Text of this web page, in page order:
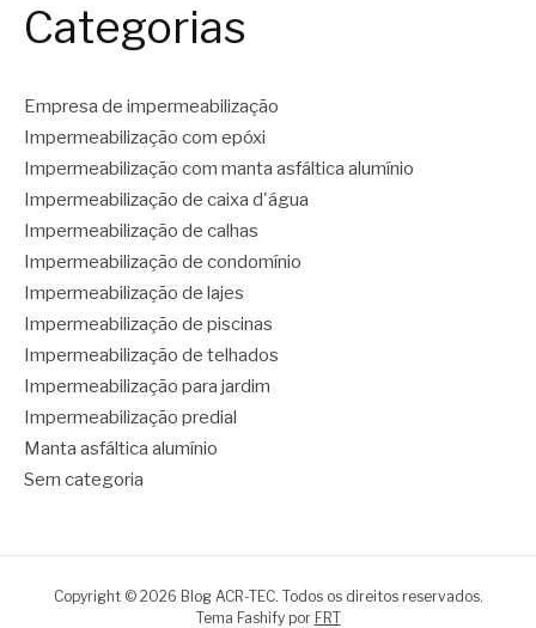
Categorias
Empresa de impermeabilização
Impermeabilização com epóxi
Impermeabilização com manta asfáltica alumínio
Impermeabilização de caixa d'água
Impermeabilização de calhas
Impermeabilização de condomínio
Impermeabilização de lajes
Impermeabilização de piscinas
Impermeabilização de telhados
Impermeabilização para jardim
Impermeabilização predial
Manta asfáltica alumínio
Sem categoria
Copyright © 2026 Blog ACR-TEC. Todos os direitos reservados.
Tema Fashify por FRT